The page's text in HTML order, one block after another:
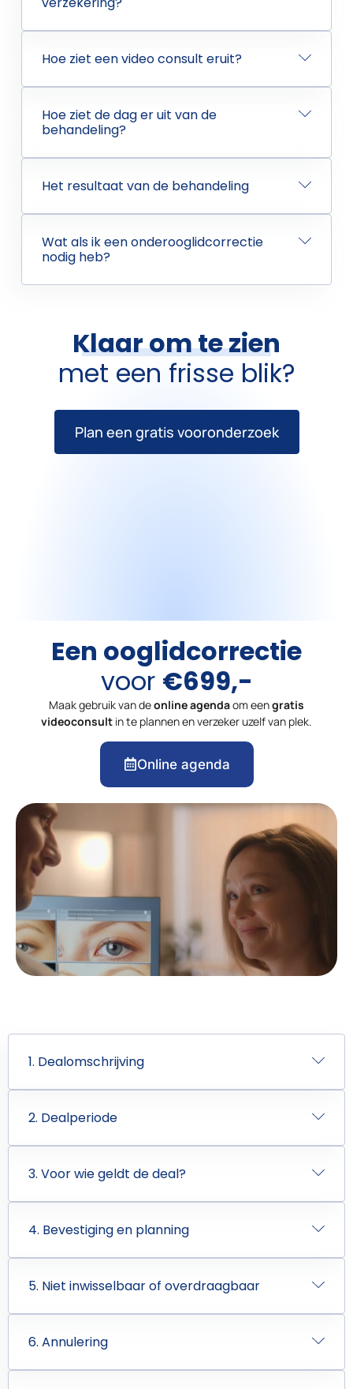
Hoe ziet een video consult eruit?
Hoe ziet de dag er uit van de
behandeling?
Het resultaat van de behandeling
Wat als ik een onderooglidcorrectie
nodig heb?
Klaar om te zien
met een frisse blik?
Plan een gratis vooronderzoek
Een ooglidcorrectie
voor €699,-
Maak gebruik van deonline agendaom eengratis
videoconsult in te plannen en verzeker uzelf van plek.
Online agenda
1. Dealomschrijving
2. Dealperiode
3. Voor wie geldt de deal?
4. Bevestiging en planning
5. Niet inwisselbaar of overdraagbaar
6. Annulering